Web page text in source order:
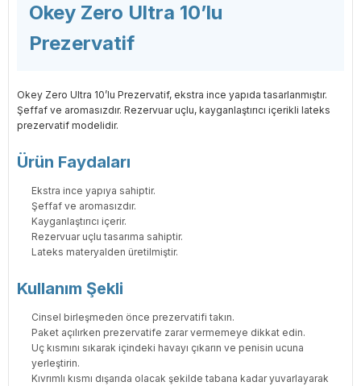
Okey Zero Ultra 10’lu
Prezervatif
Okey Zero Ultra 10’lu Prezervatif, ekstra ince yapıda tasarlanmıştır.
Şeffaf ve aromasızdır. Rezervuar uçlu, kayganlaştırıcı içerikli lateks
prezervatif modelidir.
Ürün Faydaları
Ekstra ince yapıya sahiptir.
Şeffaf ve aromasızdır.
Kayganlaştırıcı içerir.
Rezervuar uçlu tasarıma sahiptir.
Lateks materyalden üretilmiştir.
Kullanım Şekli
Cinsel birleşmeden önce prezervatifi takın.
Paket açılırken prezervatife zarar vermemeye dikkat edin.
Uç kısmını sıkarak içindeki havayı çıkarın ve penisin ucuna
yerleştirin.
Kıvrımlı kısmı dışarıda olacak şekilde tabana kadar yuvarlayarak